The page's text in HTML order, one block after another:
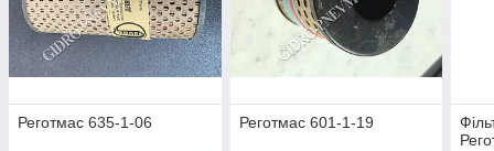
Реготмас 635-1-06 Реготмас 601-1-19